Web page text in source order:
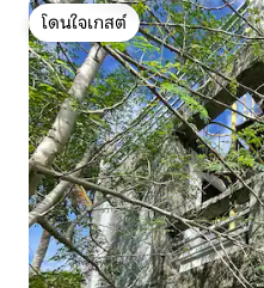
โดนใจเกสต์
โดนใจเกสต์